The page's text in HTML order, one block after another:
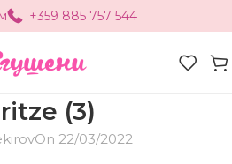
+359 885 757 544
(3)
On 22/03/2022